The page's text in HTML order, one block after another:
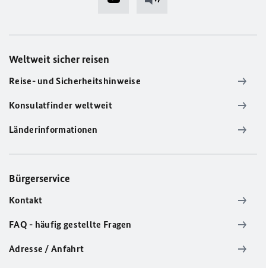
Weltweit sicher reisen
Reise- und Sicherheitshinweise
Konsulatfinder weltweit
Länderinformationen
Bürgerservice
Kontakt
FAQ - häufig gestellte Fragen
Adresse / Anfahrt